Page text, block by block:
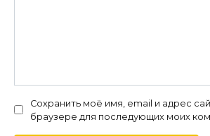
Сохранить моё имя, email и адрес
браузере для последующих моих